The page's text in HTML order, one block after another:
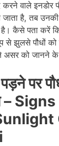
करने वाले इनडोर
है, तब
है। कैसे पता करें
से झुलसे पौधों
असर को जानने
पर
– Signs